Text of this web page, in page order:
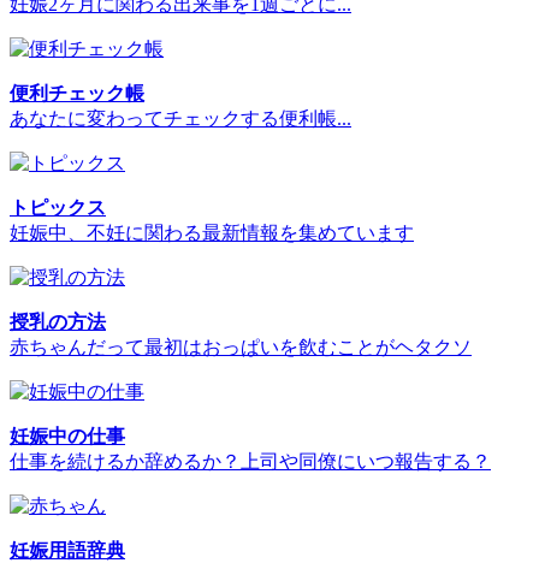
便利チェック帳
あなたに変わってチェックする便利帳...
トピックス
妊娠中、不妊に関わる最新情報を集めています
授乳の方法
赤ちゃんだって最初はおっぱいを飲むことがヘタクソ
妊娠中の仕事
仕事を続けるか辞めるか？上司や同僚にいつ報告する？
妊娠用語辞典